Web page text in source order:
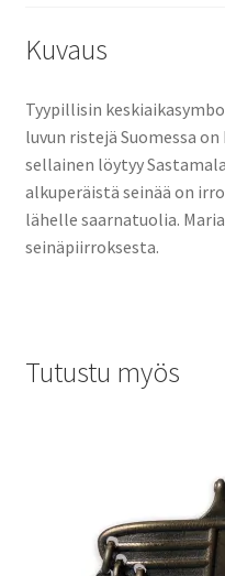
Kuvaus
Tyypillisin
luvun ristejä Suomessa
sellainen löytyy
alkuperäistä seinää on
lähelle saarnatuolia.
seinäpiirroksesta.
Tutustu myös